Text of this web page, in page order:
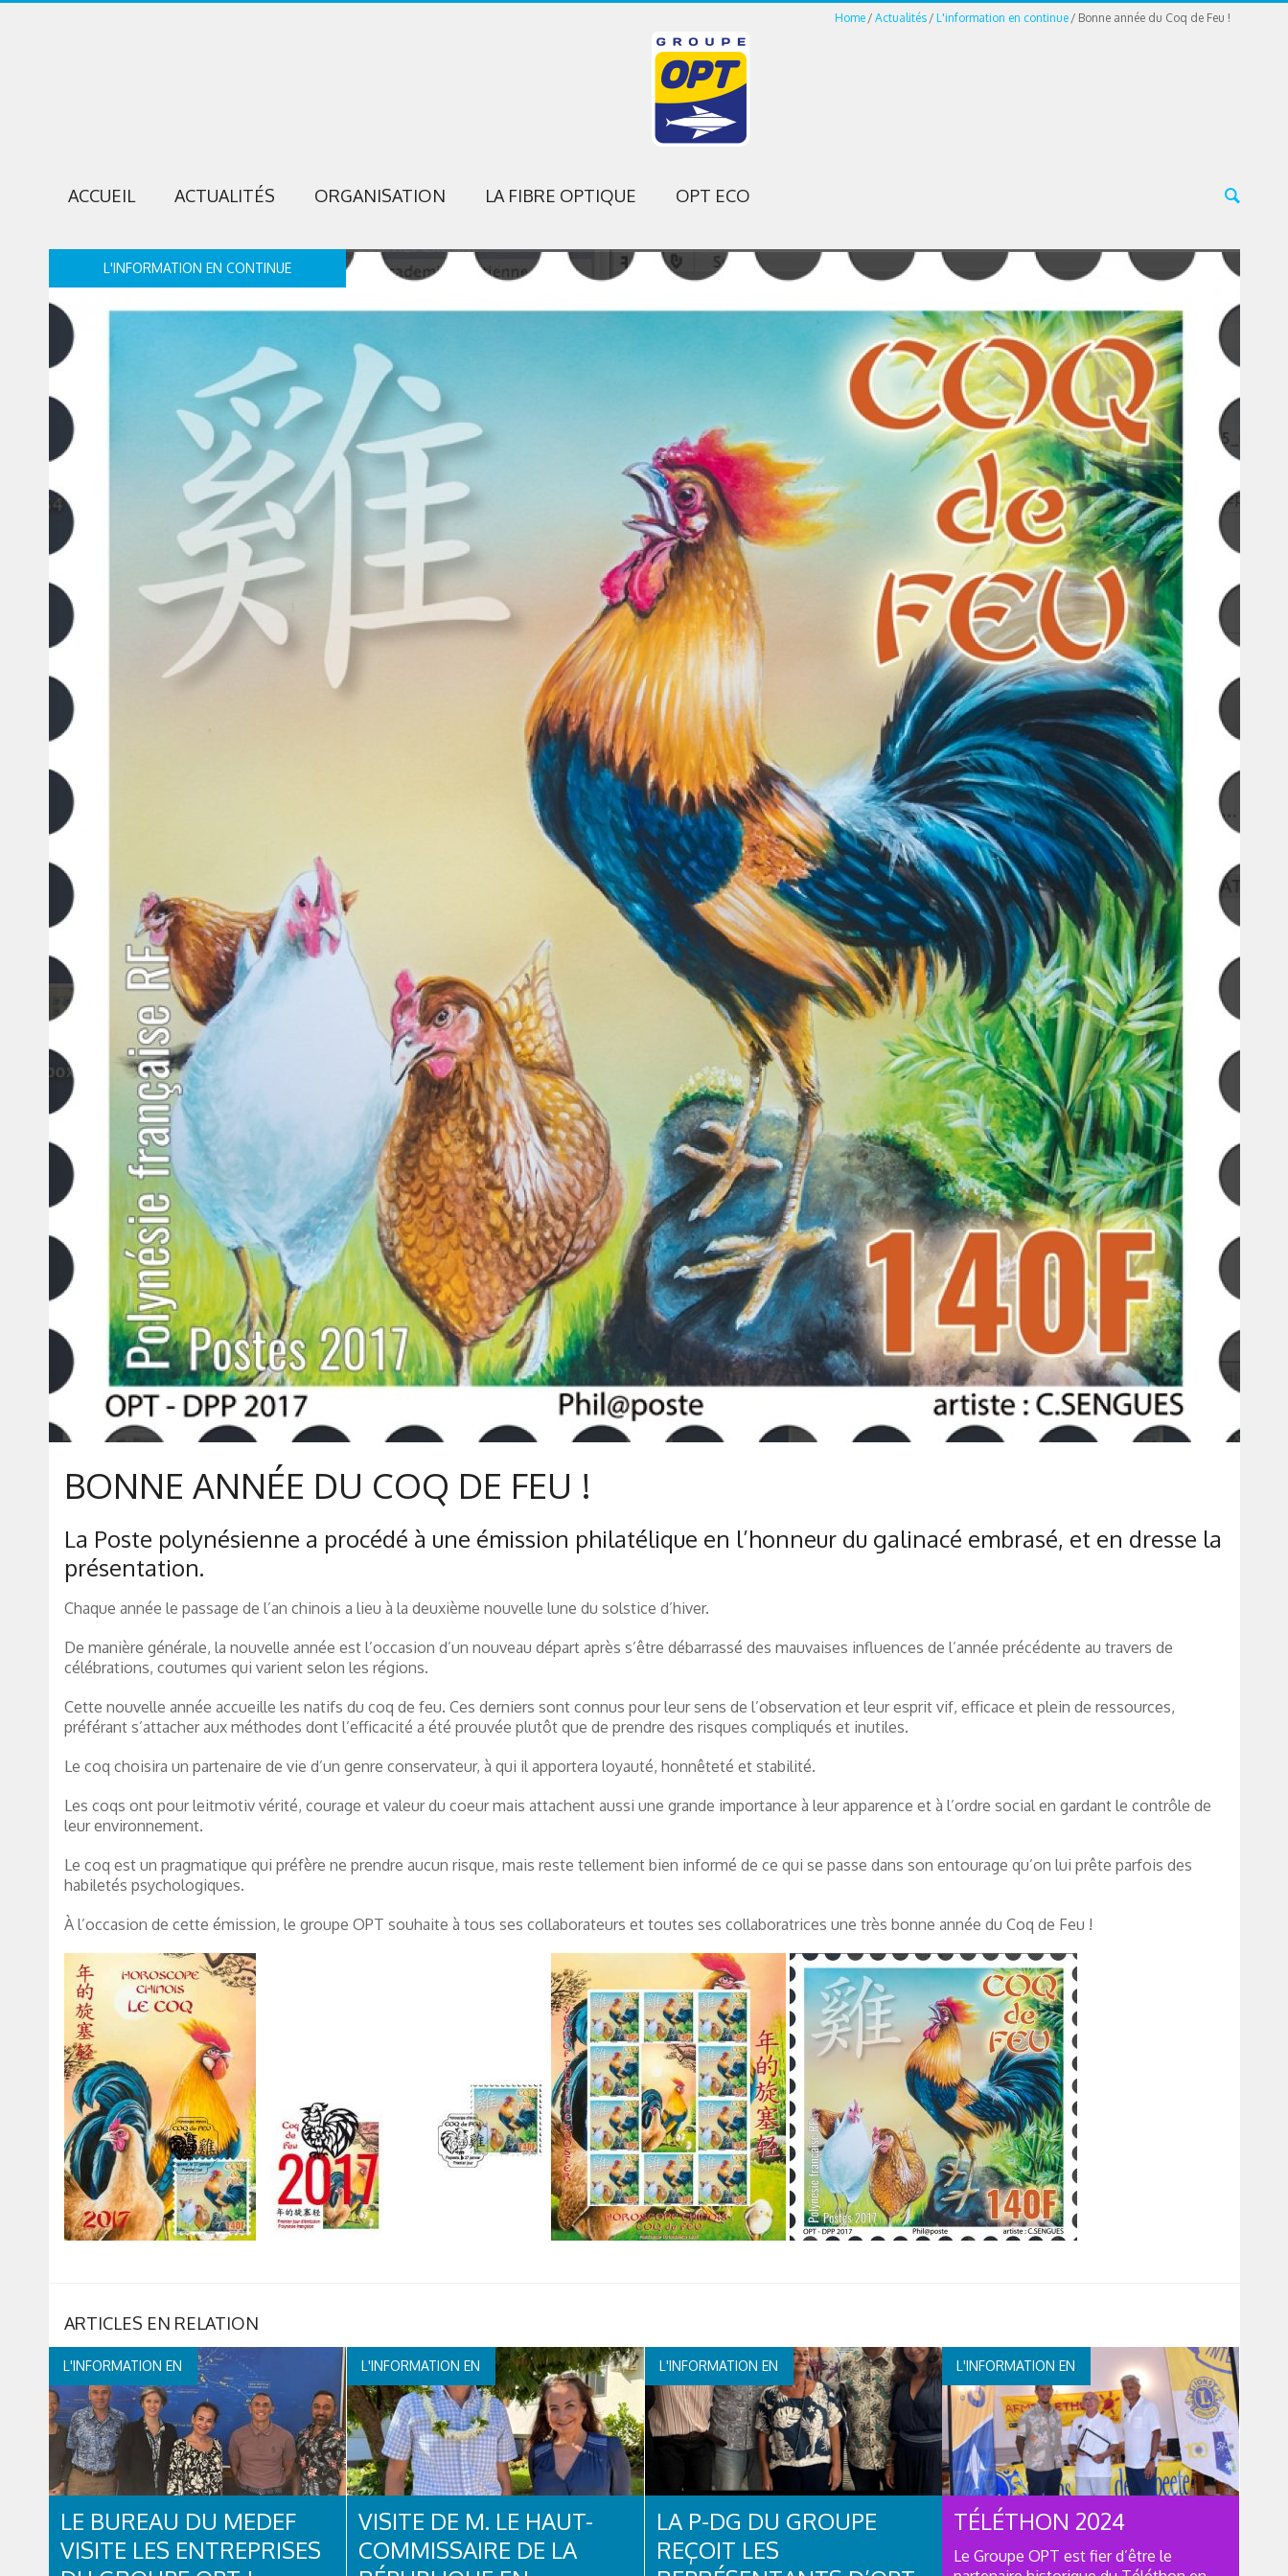
Home Actualités L'information en continue Bonne année du Coq de Feu !
ACCUEIL ACTUALITÉS ORGANISATION LA FIBRE OPTIQUE OPT ECO
L'INFORMATION EN CONTINUE
BONNE ANNÉE DU COQ DE FEU !
La Poste polynésienne a procédé à une émission philatélique en l’honneur du galinacé embrasé, et en dresse la
présentation.
Chaque année le passage de l’an chinois a lieu à la deuxième nouvelle lune du solstice d’hiver.
De manière générale, la nouvelle année est l’occasion d’un nouveau départ après s’être débarrassé des mauvaises influences de l’année précédente au travers de
célébrations, coutumes qui varient selon les régions.
Cette nouvelle année accueille les natifs du coq de feu. Ces derniers sont connus pour leur sens de l’observation et leur esprit vif, efficace et plein de ressources,
préférant s’attacher aux méthodes dont l’efficacité a été prouvée plutôt que de prendre des risques compliqués et inutiles.
Le coq choisira un partenaire de vie d’un genre conservateur, à qui il apportera loyauté, honnêteté et stabilité.
Les coqs ont pour leitmotiv vérité, courage et valeur du coeur mais attachent aussi une grande importance à leur apparence et à l’ordre social en gardant le contrôle de
leur environnement.
Le coq est un pragmatique qui préfère ne prendre aucun risque, mais reste tellement bien informé de ce qui se passe dans son entourage qu’on lui prête parfois des
habiletés psychologiques.
À l’occasion de cette émission, le groupe OPT souhaite à tous ses collaborateurs et toutes ses collaboratrices une très bonne année du Coq de Feu !
L'INFORMATION EN
CONTINUE
LE BUREAU DU MEDEF
VISITE LES ENTREPRISES
L'INFORMATION EN
CONTINUE
VISITE DE M. LE HAUT-
COMMISSAIRE DE LA
L'INFORMATION EN
CONTINUE
LA P-DG DU GROUPE
REÇOIT LES
L'INFORMATION EN
CONTINUE
TÉLÉTHON 2024
Le Groupe OPT est fier d’être le